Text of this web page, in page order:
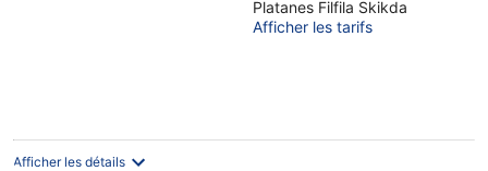
of
5
Platanes Filfila Skikda
Afficher les tarifs
Afficher les détails